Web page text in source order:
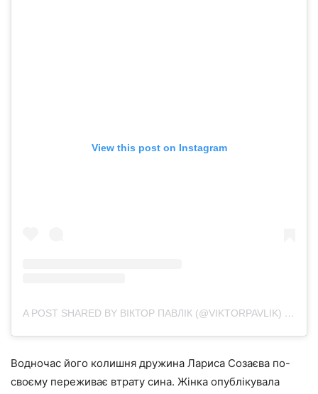
View this post on Instagram
A POST SHARED BY ВІКТОР ПАВЛІК (@VIKTORPAVLIK)
Водночас його колишня дружина Лариса Созаєва по-
своєму переживає втрату сина. Жінка опублікувала